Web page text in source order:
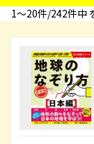
1〜20件/242件中